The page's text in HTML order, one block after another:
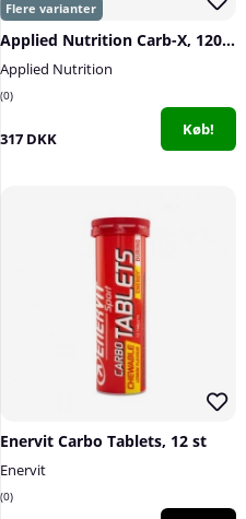
Applied Nutrition Carb-X, 1200 g
Applied Nutrition
0
317 DKK Køb!
Enervit Carbo Tablets, 12 st
Enervit
0